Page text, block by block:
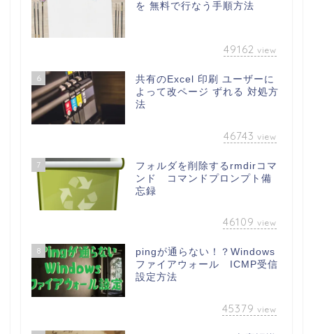
を 無料で行なう手順方法
49162 view
6
共有のExcel 印刷 ユーザーに
よって改ページ ずれる 対処方
法
46743 view
7
フォルダを削除するrmdirコマ
ンド コマンドプロンプト備
忘録
46109 view
8
pingが通らない！？Windows
ファイアウォール ICMP受信
設定方法
45379 view